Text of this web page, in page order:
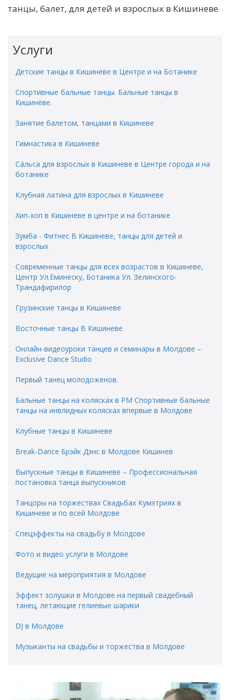
танцы, балет, для детей и взрослых в Кишиневе
Услуги
Детские танцы в Кишиневе в Центре и на Ботанике
Спортивные бальные танцы. Бальные танцы в
Кишинёве.
Занятие балетом, танцами в Кишиневе
Гимнастика в Кишиневе
Са́льса для взрослых в Кишиневе в Центре города и на
ботанике
Клубная латина для взрослых в Кишиневе
Хип-хоп в Кишиневе в центре и на ботанике
Зумба - Фитнес В Кишиневе, танцы для детей и
взрослых
Современные танцы для всех возрастов в Кишиневе,
Центр Ул.Еминеску, Ботаника Ул. Зелинского-
Трандафирилор
Грузинские танцы в Кишиневе
Восточные танцы В Кишиневе
Онлайн-видеоуроки танцев и семинары в Молдове –
Exclusive Dance Studio
Первый танец молодоженов.
Бальные танцы на колясках в РМ Спортивные бальные
танцы на инвлидных колясках впервые в Молдове
Клубные танцы в Кишиневе
Break-Dance Брэйк Дэнс в Молдове Кишинев
Выпускные танцы в Кишиневе – Профессиональная
постановка танца выпускников
Танцоры на торжествах Свадьбах Кумэтриях в
Кишиневе и по всей Молдове
Спецэффекты на свадьбу в Молдове
Фото и видео услуги в Молдове
Ведущие на мероприятия в Молдове
Эффект золушки в Молдове на первый свадебный
танец, летающие гелиевые шарики
DJ в Молдове
Музыканты на свадьбы и торжества в Молдове